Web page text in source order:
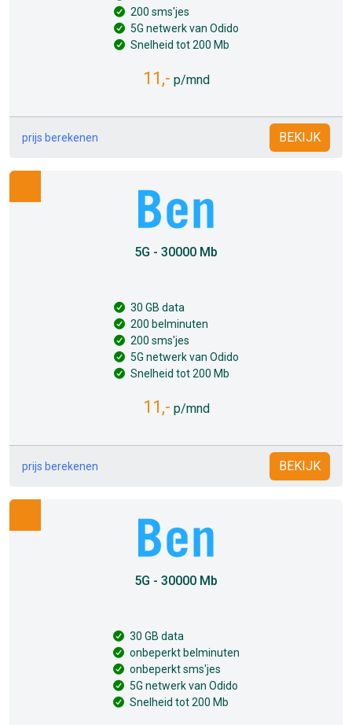
200 sms'jes
5G netwerk van Odido
Snelheid tot 200 Mb
11,- p/mnd
prijs berekenen BEKIJK
5G - 30000 Mb
30 GB data
200 belminuten
200 sms'jes
5G netwerk van Odido
Snelheid tot 200 Mb
11,- p/mnd
prijs berekenen BEKIJK
5G - 30000 Mb
30 GB data
onbeperkt belminuten
onbeperkt sms'jes
5G netwerk van Odido
Snelheid tot 200 Mb